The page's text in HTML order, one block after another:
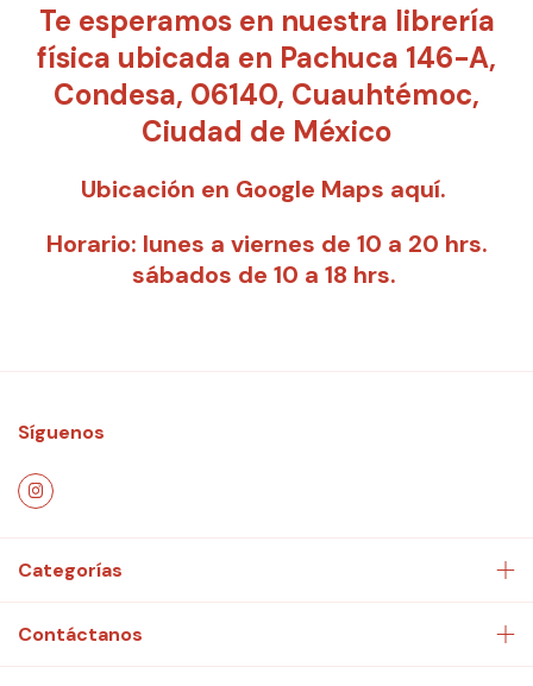
Te esperamos en nuestra librería
física ubicada en Pachuca 146-A,
Condesa, 06140, Cuauhtémoc,
Ciudad de México
Ubicación en Google Maps aquí.
Horario: lunes a viernes de 10 a 20 hrs.
sábados de 10 a 18 hrs.
Síguenos
Categorías
Contáctanos